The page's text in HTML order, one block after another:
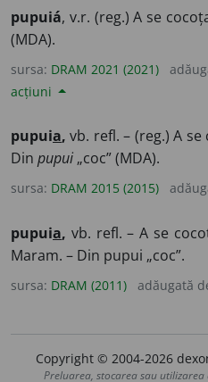
pupuiá, v.r. (reg.) A se
(MDA).
sursa: DRAM 2021 (2021)
acțiuni
pupuia, vb. refl. – (reg.) A se
Din pupui „coc” (MDA).
sursa: DRAM 2015 (2015)
pupuia, vb. refl. – A se
Maram. – Din pupui „coc”.
sursa: DRAM (2011) adăugată
Copyright © 2004-2026
Preluarea, stocarea sau